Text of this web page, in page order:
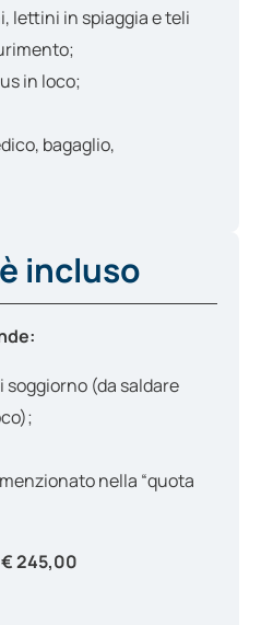
lettini in spiaggia e teli
in loco;
bagaglio,
incluso
(da saldare
nella “quota
245,00